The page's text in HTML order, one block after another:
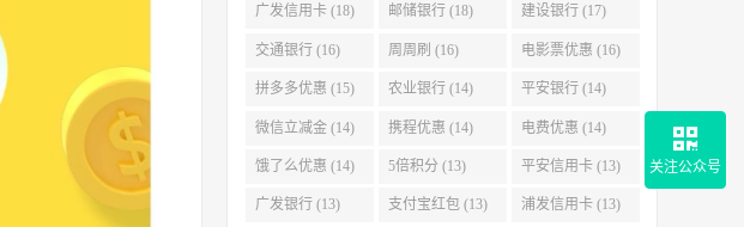
广发信用卡 (18) 邮储银行 (18) 建设银行 (17)
交通银行 (16) 周周刷 (16) 电影票优惠 (16)
拼多多优惠 (15) 农业银行 (14) 平安银行 (14)
微信立减金 (14) 携程优惠 (14) 电费优惠 (14)
饿了么优惠 (14) 5倍积分 (13) 平安信用卡 (13)
广发银行 (13) 支付宝红包 (13) 浦发信用卡 (13)
关注公众号